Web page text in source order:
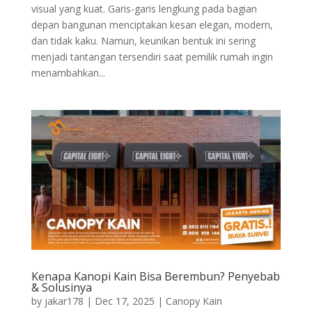
visual yang kuat. Garis-garis lengkung pada bagian
depan bangunan menciptakan kesan elegan, modern,
dan tidak kaku. Namun, keunikan bentuk ini sering
menjadi tantangan tersendiri saat pemilik rumah ingin
menambahkan...
Kenapa Kanopi Kain Bisa Berembun? Penyebab
& Solusinya
by jakar178 | Dec 17, 2025 | Canopy Kain